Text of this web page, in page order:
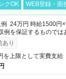
クOK WEB登録・面
24万円 時給1500円
を保証するものでは
可（利用条件有）
あり
を上限として実費支給